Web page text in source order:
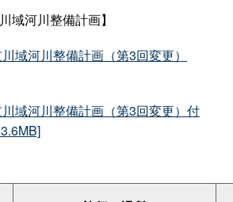
域河川整備計画】
域河川整備計画（第3回変更）
域河川整備計画（第3回変更）付